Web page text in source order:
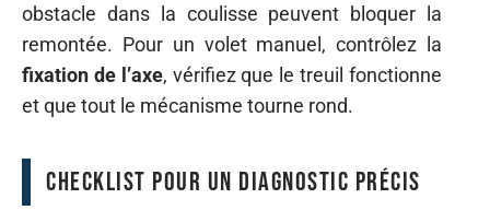
obstacle dans la coulisse peuvent bloquer la
remontée. Pour un volet manuel, contrôlez la
fixation de l’axe, vérifiez que le treuil fonctionne
et que tout le mécanisme tourne rond.
Checklist pour un diagnostic précis